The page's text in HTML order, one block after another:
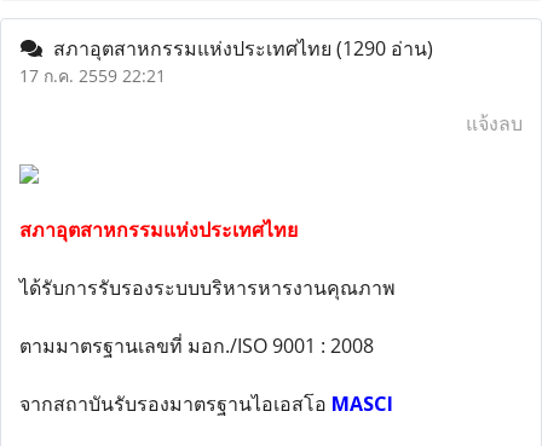
สภาอุตสาหกรรมแห่งประเทศไทย (1290 อ่าน)
17 ก.ค. 2559 22:21
แจ้งลบ
สภาอุตสาหกรรมแห่งประเทศไทย
ได้รับการรับรองระบบบริหารหารงานคุณภาพ
ตามมาตรฐานเลขที่ มอก./ISO 9001 : 2008
จากสถาบันรับรองมาตรฐานไอเอสโอ MASCI